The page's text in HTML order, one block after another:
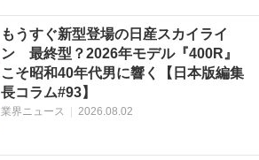
もうすぐ新型登場の日産スカイライ
ン 最終型？2026年モデル『400R』
こそ昭和40年代男に響く【日本版編集
長コラム#93】
業界ニュース 2026.08.02